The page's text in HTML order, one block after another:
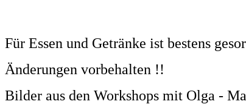
Für Essen und Getränke ist bestens
Änderungen vorbehalten !!
Bilder aus den Workshops mit Olga -